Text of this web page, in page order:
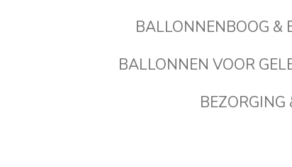
BALLONNENBOOG &
BALLONNEN VOOR